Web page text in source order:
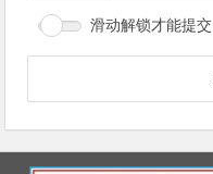
滑动解锁才能提交